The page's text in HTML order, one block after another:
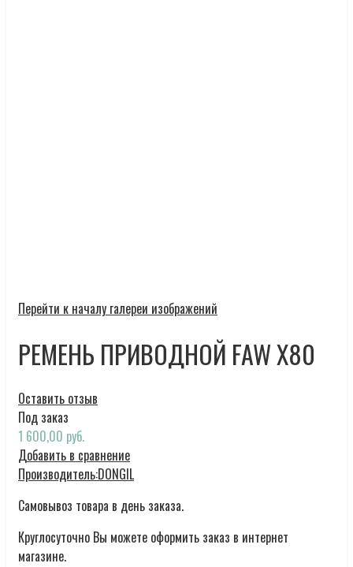
Перейти к началу галереи изображений
РЕМЕНЬ ПРИВОДНОЙ FAW X80
Оставить отзыв
Под заказ
1 600,00 руб.
Добавить в сравнение
Производитель:DONGIL
Самовывоз товара в день заказа.
Круглосуточно Вы можете оформить заказ в интернет
магазине.